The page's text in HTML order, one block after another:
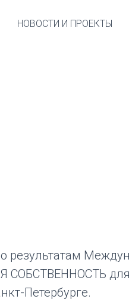
НОВОСТИ И ПРОЕКТЫ
в
результатам
СОБСТВЕННОСТЬ
Петербурге.